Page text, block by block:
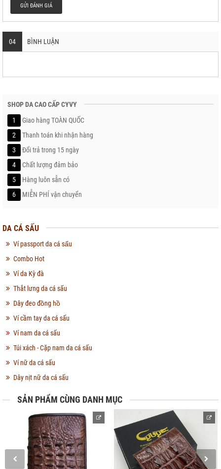
GỬI ĐÁNH GIÁ
04 BÌNH LUẬN
SHOP DA CAO CẤP CYVY
1
Giao hàng TOÀN QUỐC
2
Thanh toán khi nhận hàng
3
Đổi trả trong 15 ngày
4
Chất lượng đảm bảo
5
Hàng luôn sẵn có
6
MIỄN PHÍ vận chuyển
DA CÁ SẤU
Ví passport da cá sấu
Combo Hot
Ví da Kỳ đà
Thắt lưng da cá sấu
Dây đeo đồng hồ
Ví cầm tay da cá sấu
Ví nam da cá sấu
Túi xách - Cặp nam da cá sấu
Ví nữ da cá sấu
Dây nịt nữ da cá sấu
SẢN PHẨM CÙNG DANH MỤC